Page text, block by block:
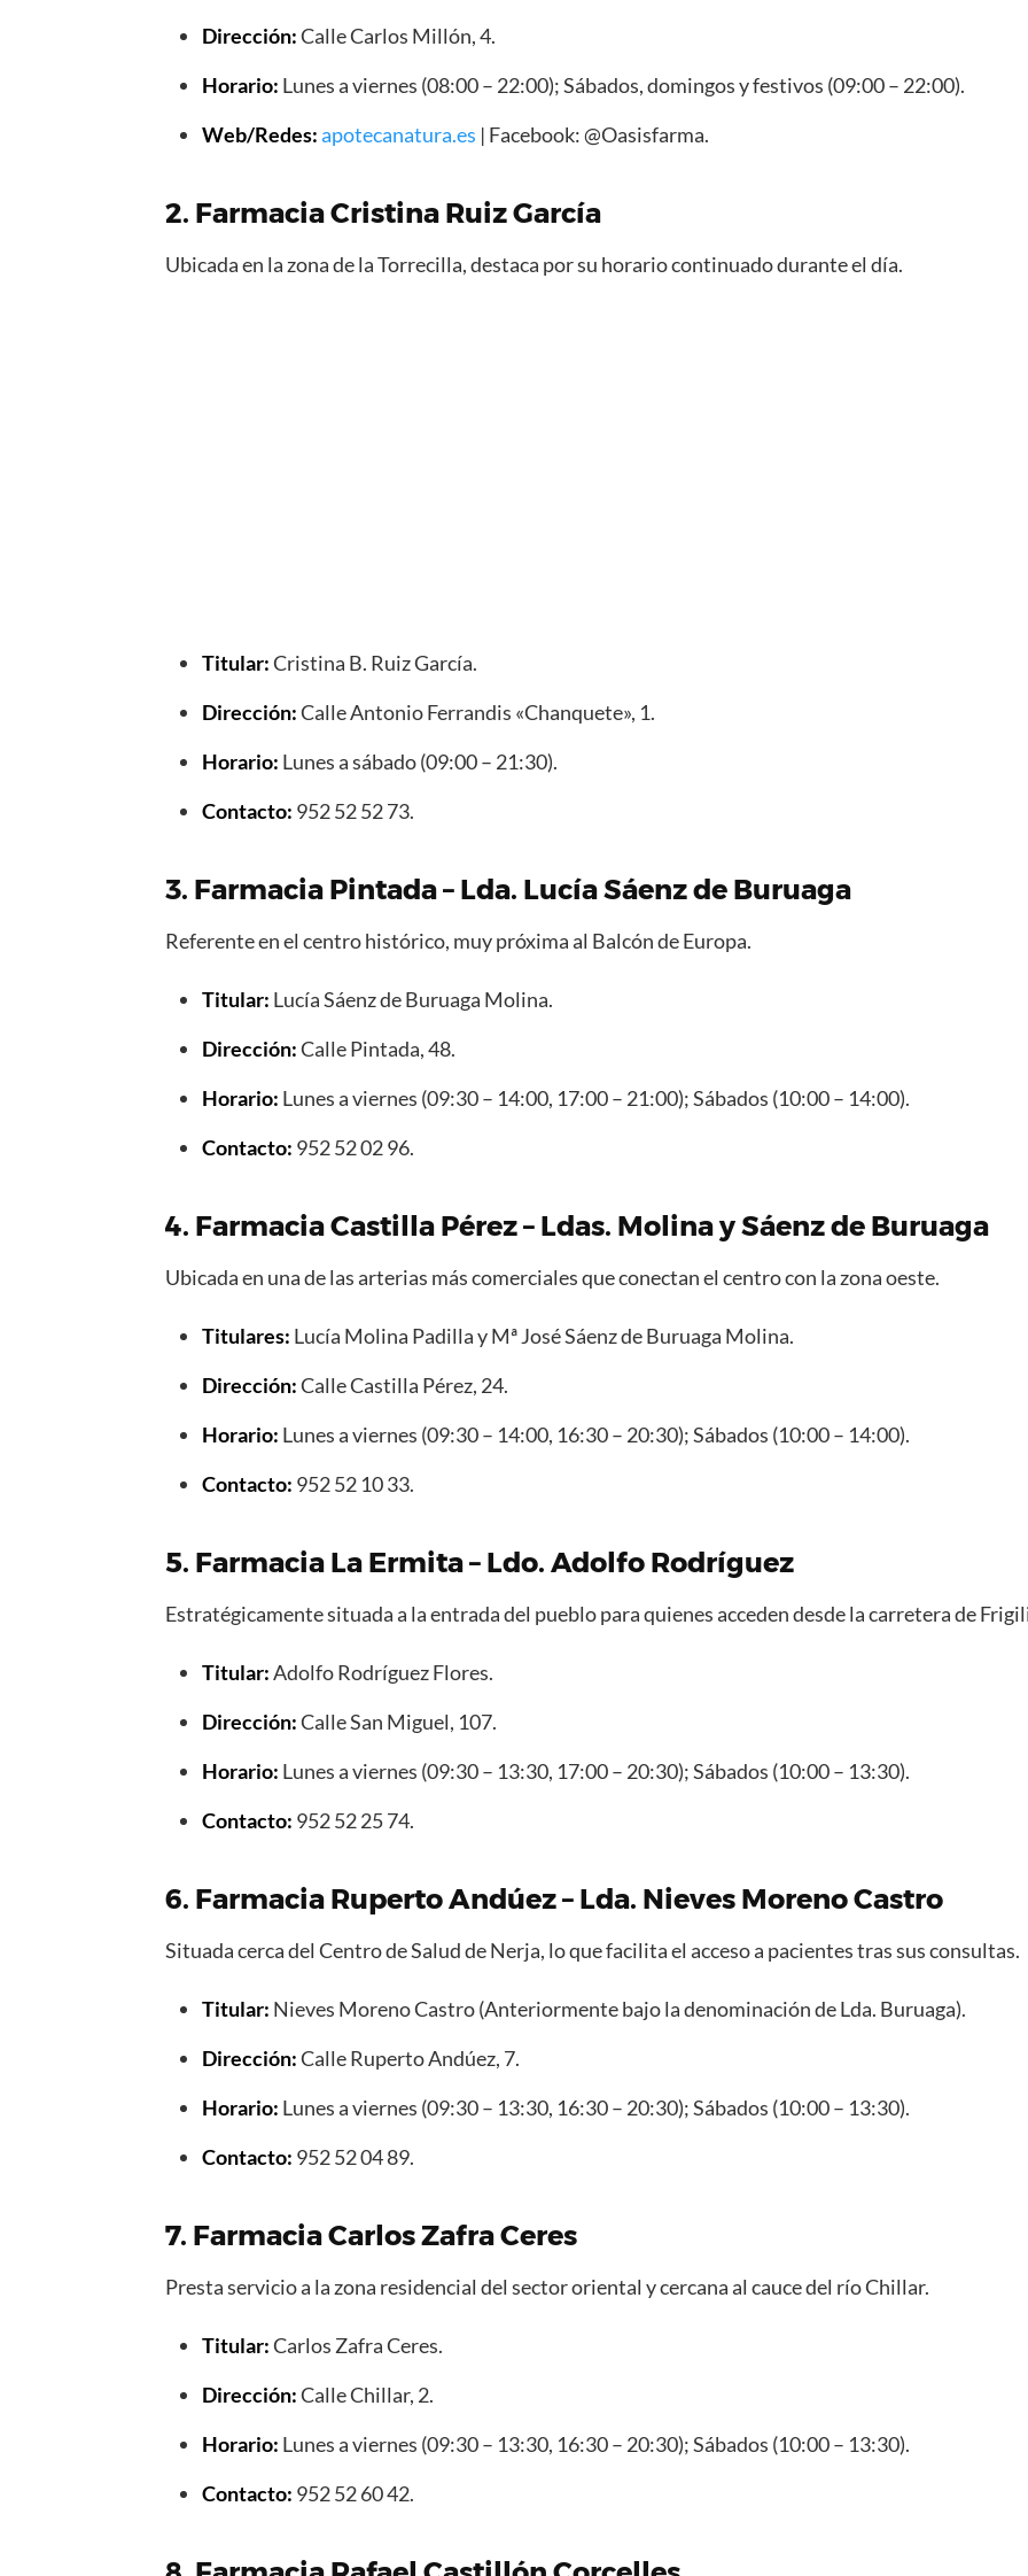
Dirección:Calle Carlos Millón, 4.
Horario: Lunes a viernes (08:00 – 22:00); Sábados, domingos y festivos (09:00 – 22:00).
Web/Redes:apotecanatura.es | Facebook: @Oasisfarma.
2. Farmacia Cristina Ruiz García
Ubicada en la zona de la Torrecilla, destaca por su horario continuado durante el día.
Titular:Cristina B. Ruiz García.
Dirección:Calle Antonio Ferrandis «Chanquete», 1.
Horario: Lunes a sábado (09:00 – 21:30).
Contacto: 952 52 52 73.
3. Farmacia Pintada – Lda. Lucía Sáenz de Buruaga
Referente en el centro histórico, muy próxima al Balcón de Europa.
Titular: Lucía Sáenz de Buruaga Molina.
Dirección:Calle Pintada, 48.
Horario: Lunes a viernes (09:30 – 14:00, 17:00 – 21:00); Sábados (10:00 – 14:00).
Contacto: 952 52 02 96.
4. Farmacia Castilla Pérez – Ldas. Molina y Sáenz de Buruaga
Ubicada en una de las arterias más comerciales que conectan el centro con la zona oeste.
Titulares: Lucía Molina Padilla y Mª José Sáenz de Buruaga Molina.
Dirección:Calle Castilla Pérez, 24.
Horario: Lunes a viernes (09:30 – 14:00, 16:30 – 20:30); Sábados (10:00 – 14:00).
Contacto: 952 52 10 33.
5. Farmacia La Ermita – Ldo. Adolfo Rodríguez
Estratégicamente situada a la entrada del pueblo para quienes acceden desde la carretera de
Titular:Adolfo Rodríguez Flores.
Dirección:Calle San Miguel, 107.
Horario: Lunes a viernes (09:30 – 13:30, 17:00 – 20:30); Sábados (10:00 – 13:30).
Contacto: 952 52 25 74.
6. Farmacia Ruperto Andúez – Lda. Nieves Moreno Castro
Situada cerca del Centro de Salud de Nerja, lo que facilita el acceso a pacientes tras sus consultas.
Titular: Nieves Moreno Castro (Anteriormente bajo la denominación de Lda. Buruaga).
Dirección:Calle Ruperto Andúez, 7.
Horario: Lunes a viernes (09:30 – 13:30, 16:30 – 20:30); Sábados (10:00 – 13:30).
Contacto: 952 52 04 89.
7. Farmacia Carlos Zafra Ceres
Presta servicio a la zona residencial del sector oriental y cercana al cauce del río Chillar.
Titular:Carlos Zafra Ceres.
Dirección:Calle Chillar, 2.
Horario: Lunes a viernes (09:30 – 13:30, 16:30 – 20:30); Sábados (10:00 – 13:30).
Contacto: 952 52 60 42.